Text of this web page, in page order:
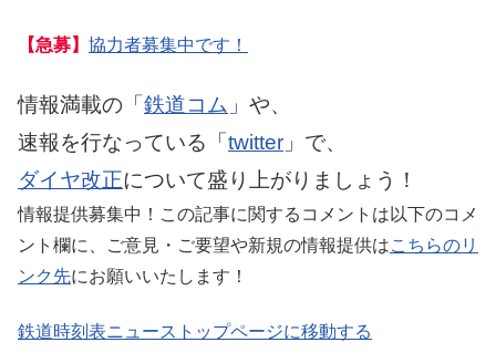
【急募】 協力者募集中です！
情報満載の「鉄道コム 」や、
速報を行なっている「twitter 」で、
ダイヤ改正について盛り上がりましょう！
情報提供募集中！この記事に関するコメントは以下のコメ
ント欄に、ご意見・ご要望や新規の情報提供はこちらのリ
ンク先にお願いいたします！
鉄道時刻表ニューストップページに移動する